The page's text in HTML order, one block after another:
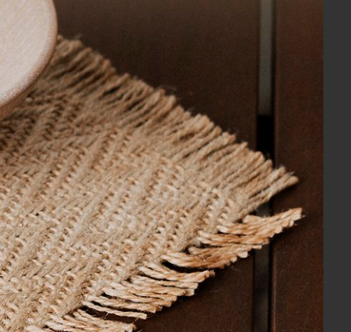
Colchas e lençóis em finos
volume e absorção, para
complementar sua casa.